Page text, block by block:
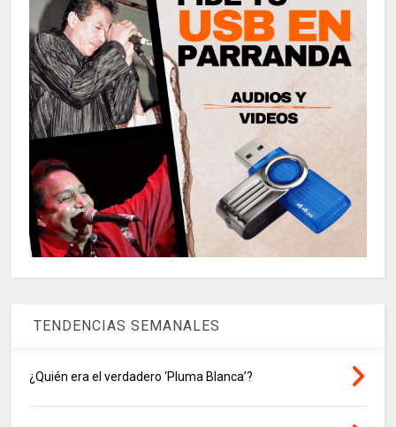
TENDENCIAS SEMANALES
¿Quién era el verdadero ‘Pluma Blanca’?